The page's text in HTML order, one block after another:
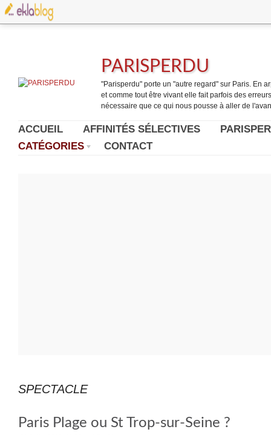
PARISPERDU
"Parisperdu" porte un "autre regard" sur Paris. En
et comme tout être vivant elle fait parfois des
nécessaire que ce qui nous pousse à aller de
ACCUEIL AFFINITÉS SÉLECTIVES
CATÉGORIES
CONTACT
SPECTACLE
Paris Plage ou St Trop-sur-Seine ?